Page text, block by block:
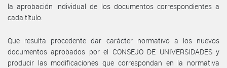
la aprobación individual de los documentos correspondientes a
cada título.
Que resulta procedente dar carácter normativo a los nuevos
documentos aprobados por el CONSEJO DE UNIVERSIDADES y
producir las modificaciones que correspondan en la normativa